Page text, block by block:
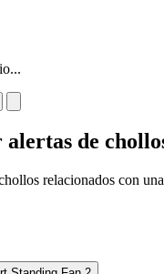
de
relacionados con